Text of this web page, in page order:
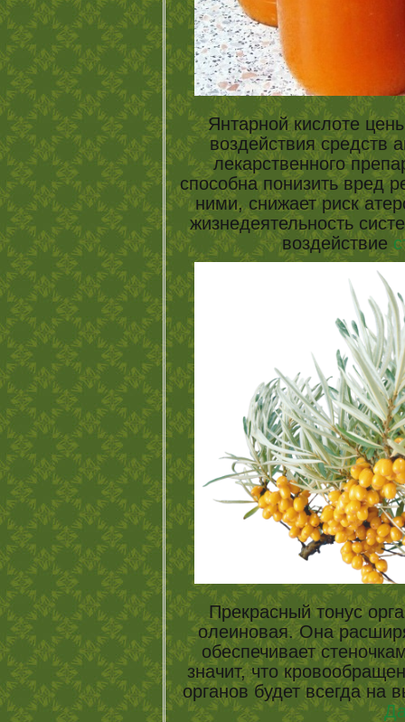
Янтарной кислоте
воздействия средств
лекарственного
способна понизить вред
ними, снижает риск
жизнедеятельность
воздействие
Прекрасный тонус
олеиновая. Она
обеспечивает
значит, что
органов будет всегда на